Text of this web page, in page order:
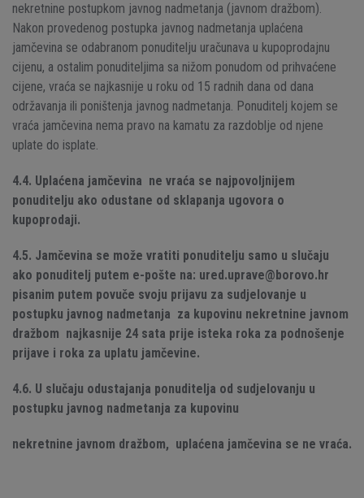
nekretnine postupkom javnog nadmetanja (javnom dražbom).
Nakon provedenog postupka javnog nadmetanja uplaćena
jamčevina se odabranom ponuditelju uračunava u kupoprodajnu
cijenu, a ostalim ponuditeljima sa nižom ponudom od prihvaćene
cijene, vraća se najkasnije u roku od 15 radnih dana od dana
održavanja ili poništenja javnog nadmetanja. Ponuditelj kojem se
vraća jamčevina nema pravo na kamatu za razdoblje od njene
uplate do isplate.
4.4. Uplaćena jamčevina ne vraća se najpovoljnijem
ponuditelju ako odustane od sklapanja ugovora o
kupoprodaji.
4.5. Jamčevina se može vratiti ponuditelju samo u slučaju
ako ponuditelj putem e-pošte na: ured.uprave@borovo.hr
pisanim putem povuče svoju prijavu za sudjelovanje u
postupku javnog nadmetanja za kupovinu nekretnine javnom
dražbom najkasnije 24 sata prije isteka roka za podnošenje
prijave i roka za uplatu jamčevine.
4.6. U slučaju odustajanja ponuditelja od sudjelovanju u
postupku javnog nadmetanja za kupovinu
nekretnine javnom dražbom, uplaćena jamčevina se ne vraća.